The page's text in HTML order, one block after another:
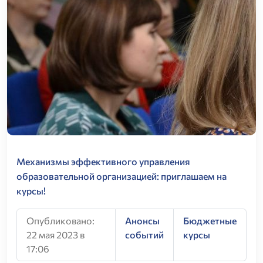
Механизмы эффективного управления
образовательной организацией: приглашаем на
курсы!
Опубликовано:
22 мая 2023 в
17:06
Анонсы
событий
Бюджетные
курсы